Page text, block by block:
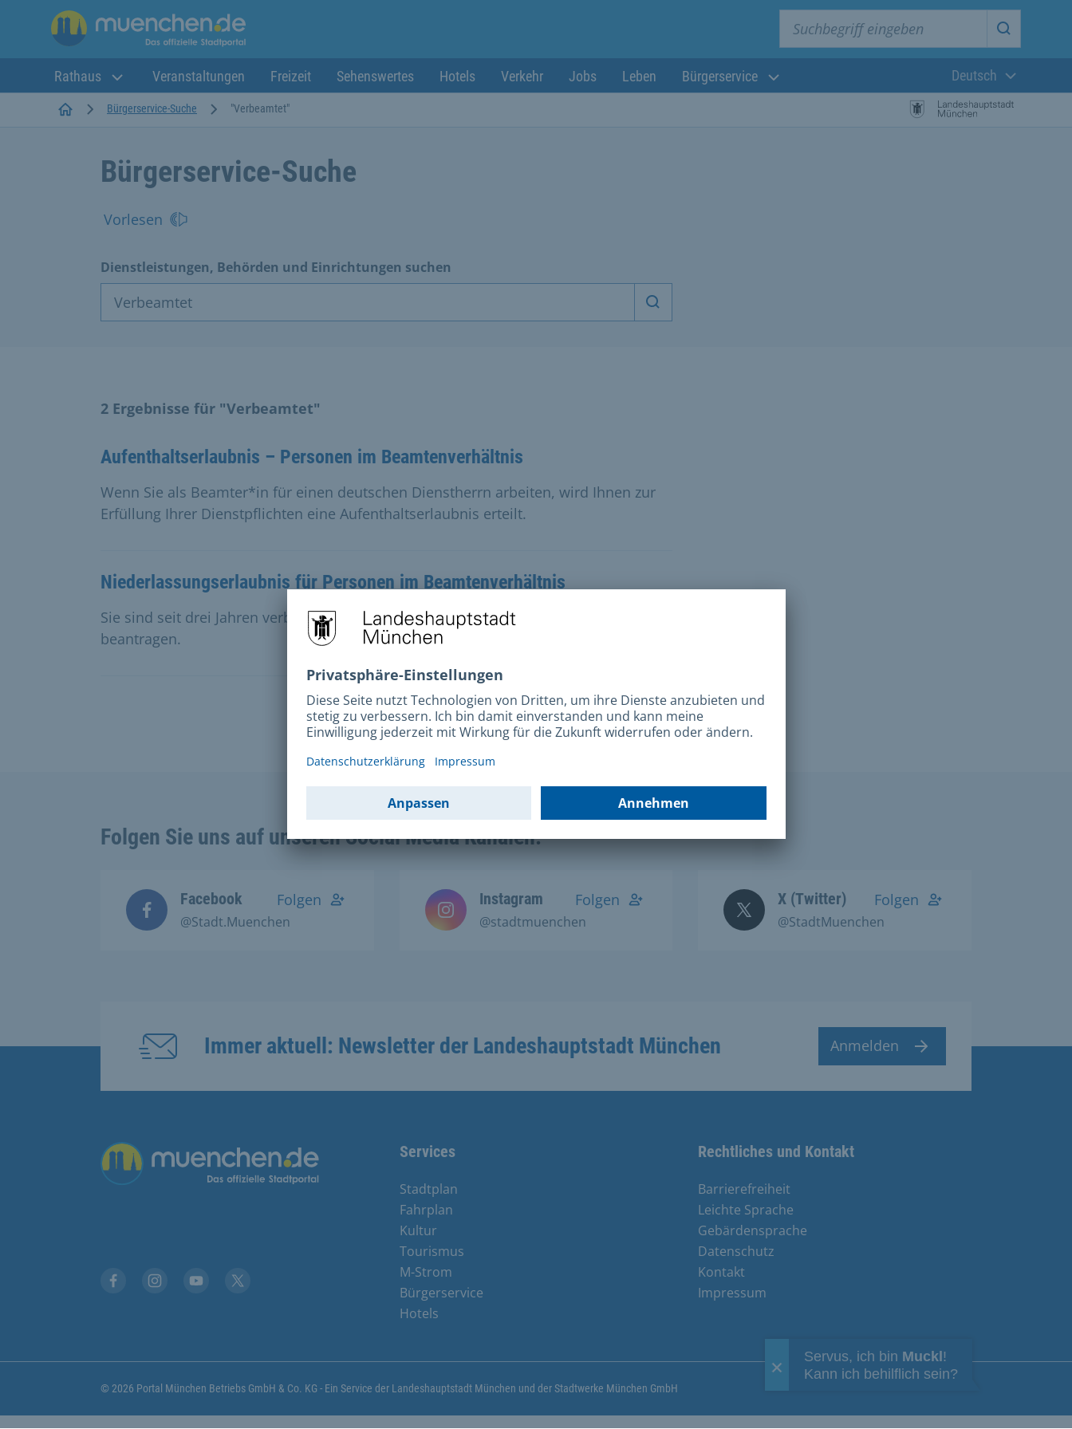
Suche
Rathaus Veranstaltungen Freizeit Sehenswertes Hotels Verkehr Jobs Leben Bürgerservice
Aktuelle
Deutsch
StartseiteBürgerservice-Suche "Verbeamtet"
Bürgerservice-Suche
Vorlesen
Dienstleistungen, Behörden und Einrichtungen suchen
Dienstleistungssuche Starten
2 Ergebnisse für "Verbeamtet"
Aufenthaltserlaubnis – Personen im Beamtenverhältnis
Wenn Sie als Beamter*in für einen deutschen Dienstherrn arbeiten, wird Ihnen zur
Erfüllung Ihrer Dienstpflichten eine Aufenthaltserlaubnis erteilt.
Niederlassungserlaubnis für Personen im Beamtenverhältnis
Sie sind seit drei Jahren verbeamtet und wollen eine Niederlassungserlaubnis
beantragen.
Folgen Sie uns auf unseren Social Media Kanälen:
Facebook
@Stadt.Muenchen
Folgen Instagram
@stadtmuenchen
Folgen X (Twitter)
@StadtMuenchen
Folgen
Immer aktuell: Newsletter der Landeshauptstadt München Anmelden
Übergreifende Links Services
Stadtplan
Fahrplan
Kultur
Tourismus
M-Strom
Bürgerservice
Hotels
Rechtliches und Kontakt
Barrierefreiheit
Leichte Sprache
Gebärdensprache
Datenschutz
Kontakt
Impressum
© 2026 Portal München Betriebs GmbH & Co. KG - Ein Service der Landeshauptstadt München und der Stadtwerke München GmbH
Servus, ich bin Muckl!
Kann ich behilflich sein?